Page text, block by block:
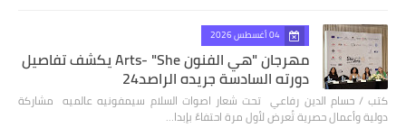
04 أغسطس 2026
مهرجان "هي الفنون Arts- "She يكشف تفاصيل
دورته السادسة جريده الراصد24
كتب / حسام الدين رفاعي تحت شعار اصوات السلام سيمفونيه عالميه مشاركة
دولية وأعمال حصرية تُعرض لأول مرة احتفاءً بإبدا…